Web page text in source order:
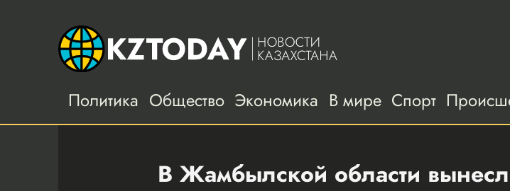
Политика Общество Экономика В мире Спорт
В Жамбылской области